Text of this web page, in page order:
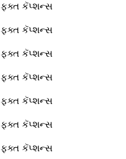
ફક્ત કૅપ્શન્સ
ફક્ત કૅપ્શન્સ
ફક્ત કૅપ્શન્સ
ફક્ત કૅપ્શન્સ
ફક્ત કૅપ્શન્સ
ફક્ત કૅપ્શન્સ
ફક્ત કૅપ્શન્સ